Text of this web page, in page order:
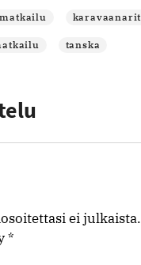
karavaanarit
tanska
ei julkaista.
*